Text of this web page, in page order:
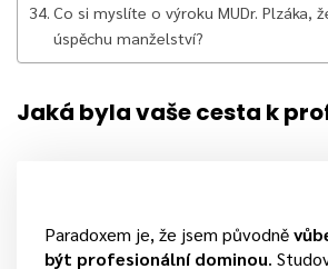
Co si myslíte o výroku MUDr. Plzáka,
úspěchu manželství?
Jaká byla vaše cesta k
Paradoxem je, že jsem původně
být profesionální dominou.